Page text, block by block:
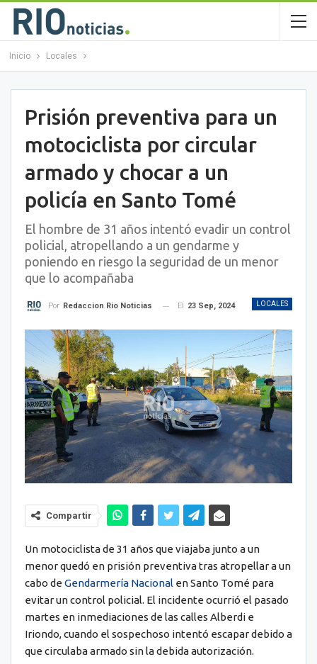
Inicio Locales
Prisión preventiva para un
motociclista por circular
armado y chocar a un
policía en Santo Tomé
El hombre de 31 años intentó evadir un control
policial, atropellando a un gendarme y
poniendo en riesgo la seguridad de un menor
que lo acompañaba
LOCALES
Por Redaccion Rio Noticias El 23 Sep, 2024
Compartir
Un motociclista de 31 años que viajaba junto a un
menor quedó en prisión preventiva tras atropellar a un
cabo de Gendarmería Nacional en Santo Tomé para
evitar un control policial. El incidente ocurrió el pasado
martes en inmediaciones de las calles Alberdi e
Iriondo, cuando el sospechoso intentó escapar debido a
que circulaba armado sin la debida autorización.